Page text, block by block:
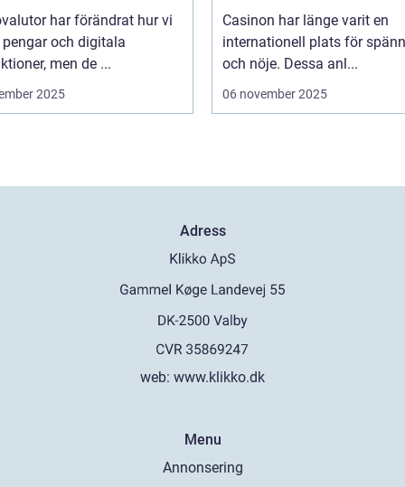
har förändrat hur vi
pengar och digitala
men de ...
2025
Casinon har länge varit en
internationell plats för
och nöje. Dessa anl...
06 november 2025
Adress
web: www.klikko.dk
Menu
Annonsering